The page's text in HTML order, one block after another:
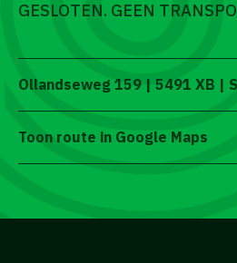
GESLOTEN. GEEN
Ollandseweg 159 | 5491 XB |
Toon route in Google Maps